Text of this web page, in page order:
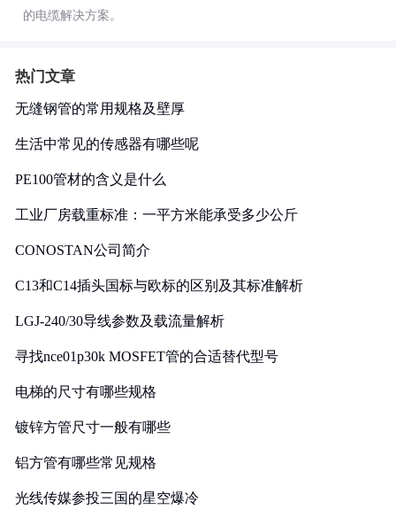
的电缆解决方案。
热门文章
无缝钢管的常用规格及壁厚
生活中常见的传感器有哪些呢
PE100管材的含义是什么
工业厂房载重标准：一平方米能承受多少公斤
CONOSTAN公司简介
C13和C14插头国标与欧标的区别及其标准解析
LGJ-240/30导线参数及载流量解析
寻找nce01p30k MOSFET管的合适替代型号
电梯的尺寸有哪些规格
镀锌方管尺寸一般有哪些
铝方管有哪些常见规格
光线传媒参投三国的星空爆冷